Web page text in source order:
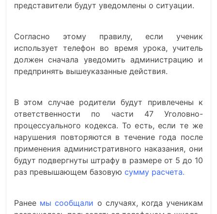
представители будут уведомлены о ситуации.
Согласно этому правилу, если ученик
использует телефон во время урока, учитель
должен сначала уведомить администрацию и
предпринять вышеуказанные действия.
В этом случае родители будут привлечены к
ответственности по части 47 Уголовно-
процессуального кодекса. То есть, если те же
нарушения повторяются в течение года после
применения административного наказания, они
будут подвергнуты штрафу в размере от 5 до 10
раз превышающем базовую сумму расчета.
Ранее мы сообщали о случаях, когда ученикам